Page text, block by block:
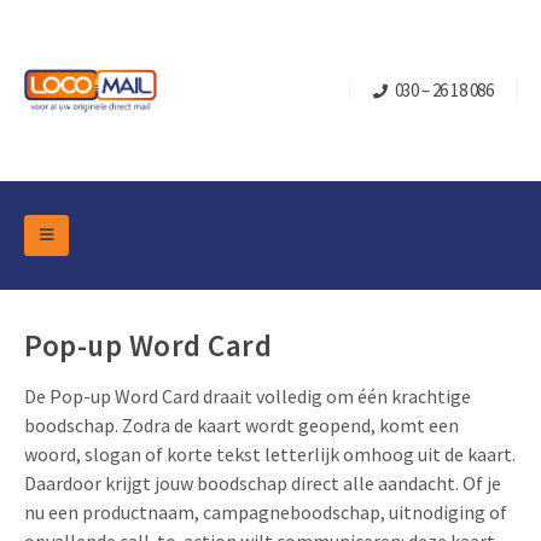
030 – 26 18 086
Pop-up Word Card
De Pop-up Word Card draait volledig om één krachtige
boodschap. Zodra de kaart wordt geopend, komt een
woord, slogan of korte tekst letterlijk omhoog uit de kaart.
Daardoor krijgt jouw boodschap direct alle aandacht. Of je
nu een productnaam, campagneboodschap, uitnodiging of
DM Marketing Tools
Overzicht Categorieën
Turning Card
Brievenbusdoosje +
Klepdoosjes
Schuifdoosjes
Branche
Retail Marketing
Vastgoedmarketing
Kerst- en Eindejaar
Verjaardag en Jubilea
Contact